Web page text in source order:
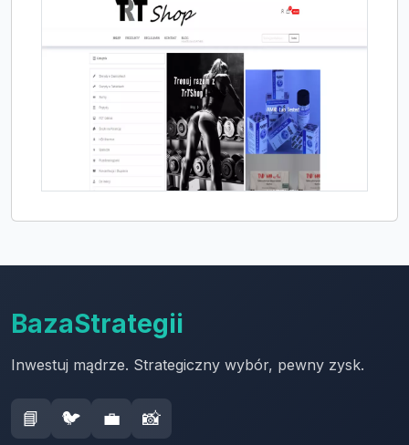
BazaStrategii
Inwestuj mądrze. Strategiczny wybór, pewny zysk.
📘 🐦 💼 📸